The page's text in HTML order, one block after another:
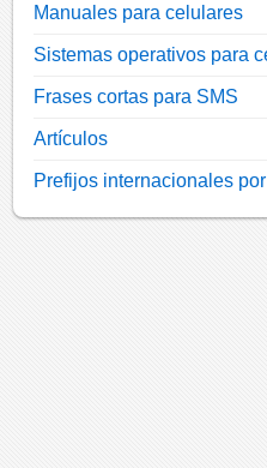
Manuales para celulares
Sistemas operativos para
Frases cortas para SMS
Artículos
Prefijos internacionales